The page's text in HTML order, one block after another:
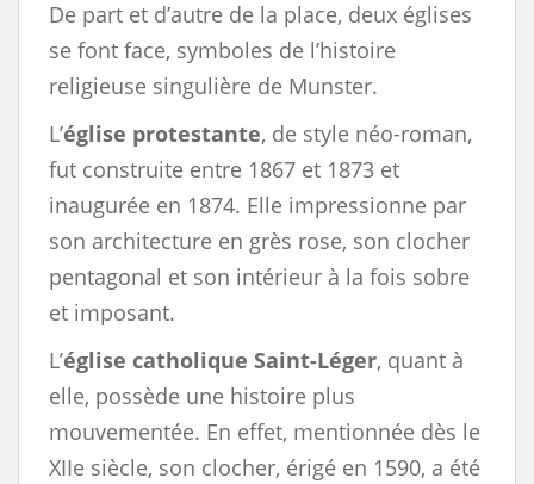
De part et d’autre de la place, deux églises
se font face, symboles de l’histoire
religieuse singulière de Munster.
L’église protestante, de style néo-roman,
fut construite entre 1867 et 1873 et
inaugurée en 1874. Elle impressionne par
son architecture en grès rose, son clocher
pentagonal et son intérieur à la fois sobre
et imposant.
L’église catholique Saint-Léger, quant à
elle, possède une histoire plus
mouvementée. En effet, mentionnée dès le
XIIe siècle, son clocher, érigé en 1590, a été